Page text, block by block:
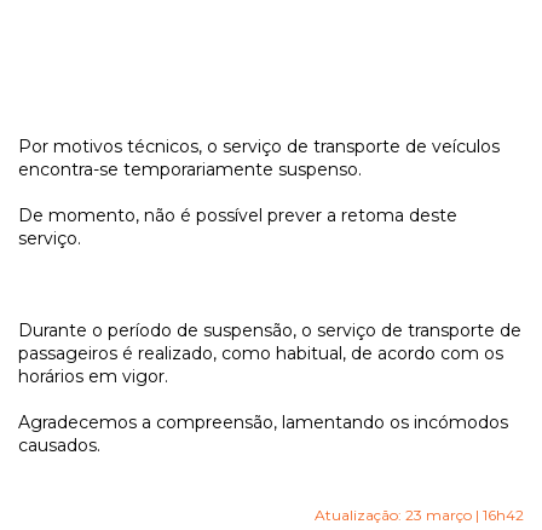
Por motivos técnicos, o serviço de transporte de veículos
encontra-se temporariamente suspenso.
De momento, não é possível prever a retoma deste
serviço.
Durante o período de suspensão, o serviço de transporte de
passageiros é realizado, como habitual, de acordo com os
horários em vigor.
Agradecemos a compreensão, lamentando os incómodos
causados.
Atualização: 23 março | 16h42